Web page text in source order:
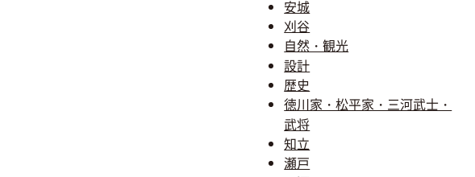
安城
刈谷
自然・観光
設計
歴史
徳川家・松平家・三河武士・
武将
知立
瀬戸